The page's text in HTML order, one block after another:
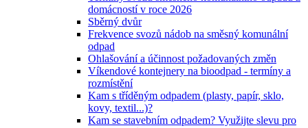
domácností v roce 2026
Sběrný dvůr
Frekvence svozů nádob na směsný komunální
odpad
Ohlašování a účinnost požadovaných změn
Víkendové kontejnery na bioodpad - termíny a
rozmístění
Kam s tříděným odpadem (plasty, papír, sklo,
kovy, textil...)?
Kam se stavebním odpadem? Využijte slevu pro